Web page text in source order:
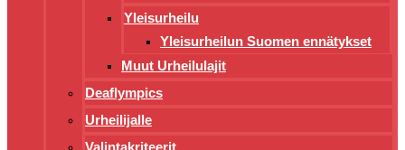
Yleisurheilu
Yleisurheilun Suomen ennätykset
Muut Urheilulajit
Deaflympics
Urheilijalle